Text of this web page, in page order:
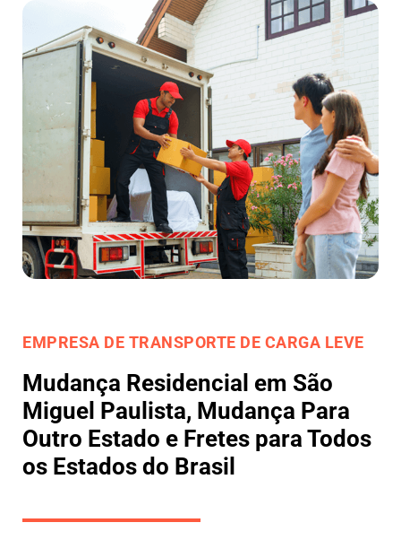
EMPRESA DE TRANSPORTE DE CARGA LEVE
Mudança Residencial em São
Miguel Paulista, Mudança Para
Outro Estado e Fretes para Todos
os Estados do Brasil